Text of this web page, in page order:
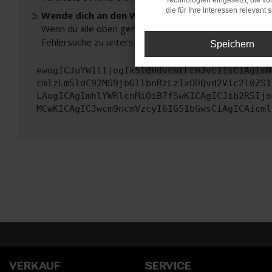
Wende dich an den Webseitenbetreiber.
Wenn du alle oben genannten Schritte versucht hast,
Fehlersuche zu unterstützen:
VERKAUF SERVICE
die für Ihre Interessen relevant
Speichern